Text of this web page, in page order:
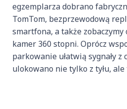
egzemplarza dobrano
TomTom, bezprzewodową
smartfona, a także zobaczymy
kamer 360 stopni. Oprócz
parkowanie ułatwią sygnały
ulokowano nie tylko z tyłu,